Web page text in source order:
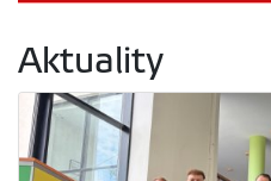
Aktuality